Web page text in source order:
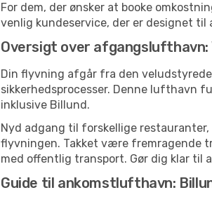
For dem, der ønsker at booke
venlig kundeservice, der er designet til
Oversigt over afgangslufthavn:
Din flyvning afgår fra den
sikkerhedsprocesser. Denne lufthavn
inklusive Billund.
Nyd adgang til forskellige
flyvningen. Takket være fremragende
med offentlig transport. Gør dig klar til
Guide til ankomstlufthavn: